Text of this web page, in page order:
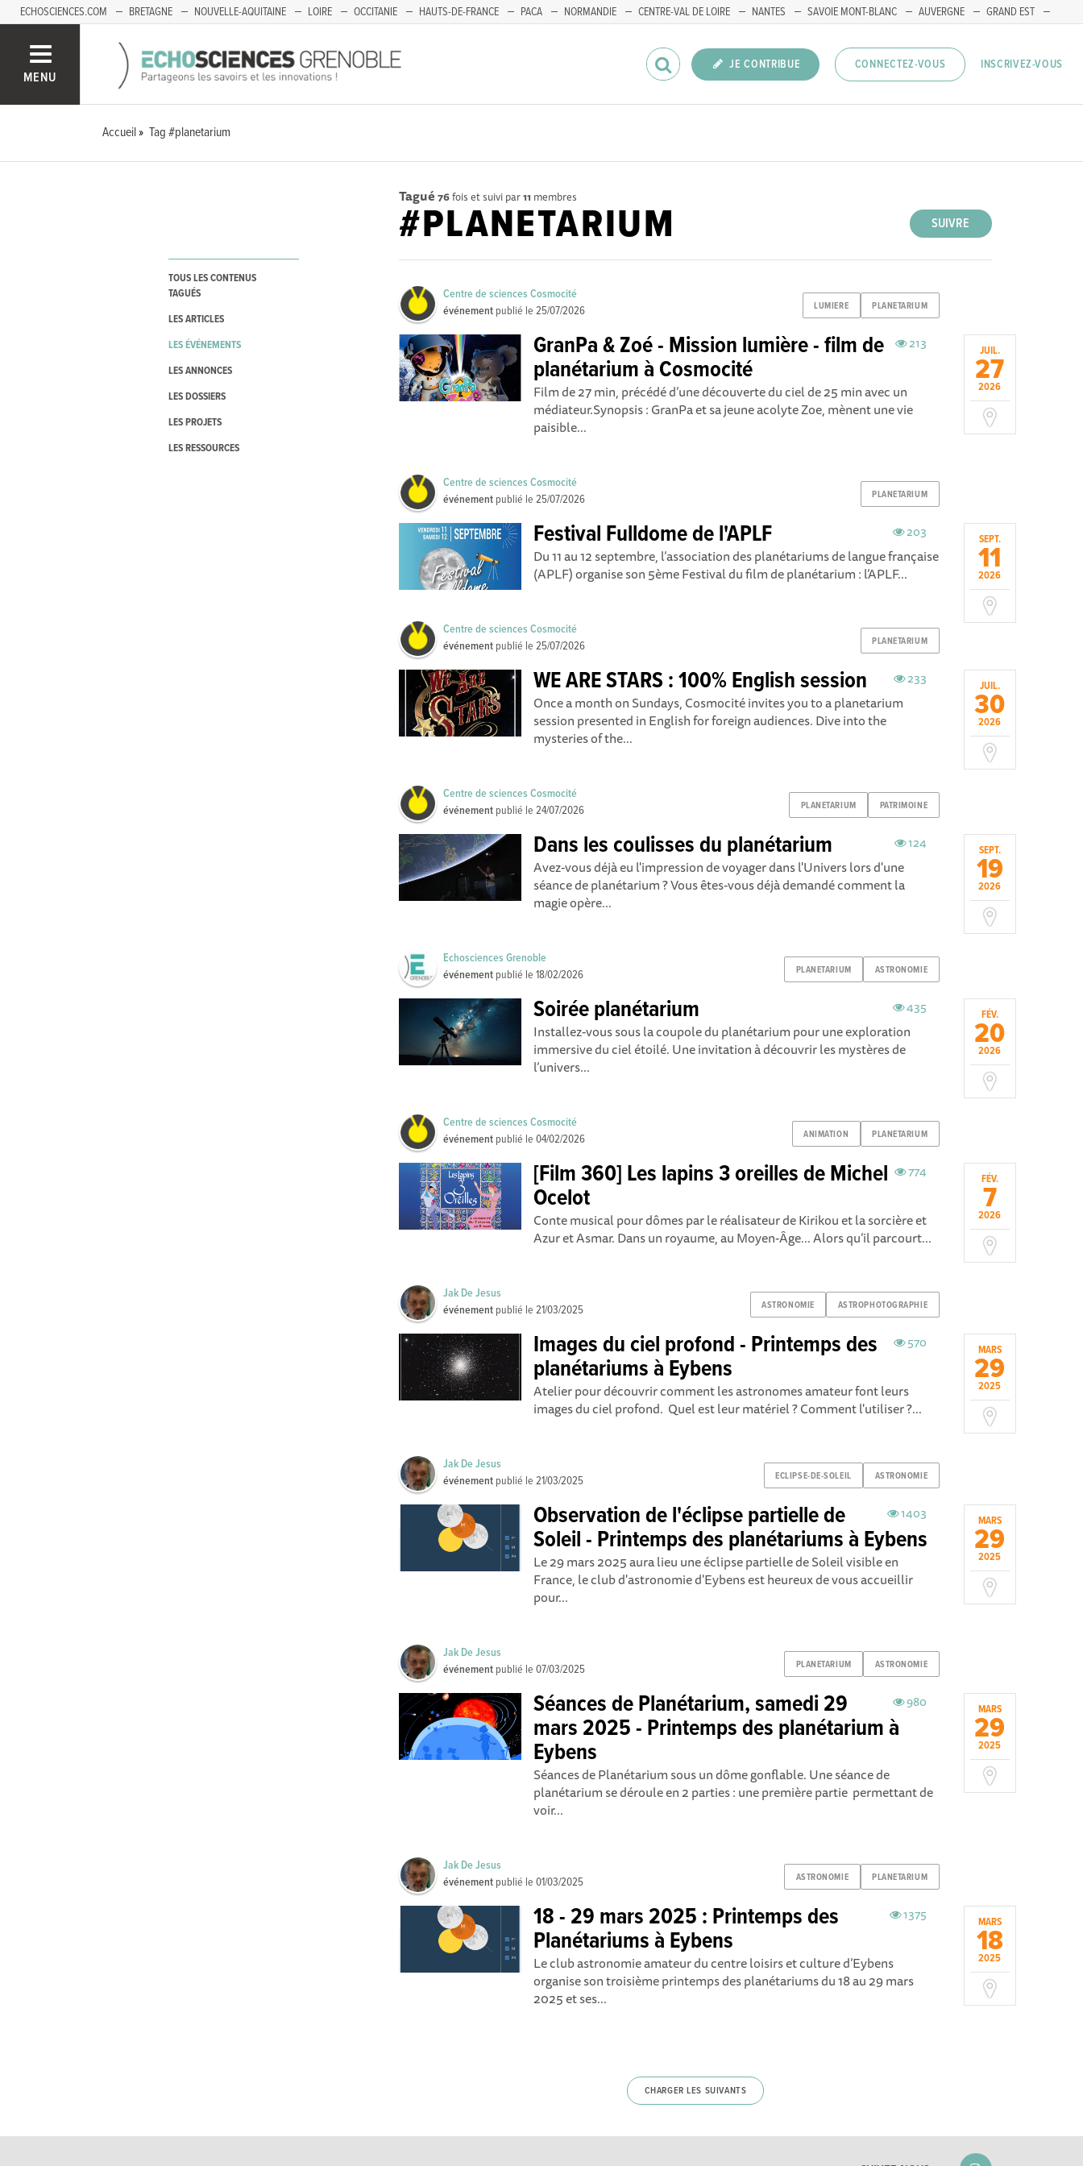
ECHOSCIENCES.COM BRETAGNE NOUVELLE-AQUITAINE LOIRE OCCITANIE HAUTS-DE-FRANCE PACA NORMANDIE CENTRE-VAL DE LOIRE NANTES SAVOIE MONT-BLANC AUVERGNE
GRAND EST
MENU
JE CONTRIBUE CONNECTEZ-VOUS INSCRIVEZ-VOUS
Accueil Tag #planetarium
TOUS LES CONTENUS
TAGUÉS
LES ARTICLES
LES ÉVÉNEMENTS
LES ANNONCES
LES DOSSIERS
LES PROJETS
LES RESSOURCES
Tagué 76fois et suivi par11 membres
SUIVRE
#PLANETARIUM
LUMIERE PLANETARIUM
Centre de sciences Cosmocité
événement publié le25/07/2026
JUIL.
27
2026
213
GranPa & Zoé - Mission lumière - film de
planétarium à Cosmocité
Film de 27 min, précédé d’une découverte du ciel de 25 min avec un
médiateur.Synopsis : GranPa et sa jeune acolyte Zoe, mènent une vie
paisible...
PLANETARIUM
Centre de sciences Cosmocité
événement publié le25/07/2026
SEPT.
11
2026
203
Festival Fulldome de l'APLF
Du 11 au 12 septembre, l’association des planétariums de langue française
(APLF) organise son 5ème Festival du film de planétarium : l’APLF...
PLANETARIUM
Centre de sciences Cosmocité
événement publié le25/07/2026
JUIL.
30
2026
233
WE ARE STARS : 100% English session
Once a month on Sundays, Cosmocité invites you to a planetarium
session presented in English for foreign audiences. Dive into the
mysteries of the...
PLANETARIUM PATRIMOINE
Centre de sciences Cosmocité
événement publié le24/07/2026
SEPT.
19
2026
124
Dans les coulisses du planétarium
Avez-vous déjà eu l'impression de voyager dans l'Univers lors d'une
séance de planétarium ? Vous êtes-vous déjà demandé comment la
magie opère...
PLANETARIUM ASTRONOMIE
Echosciences Grenoble
événement publié le18/02/2026
FÉV.
20
2026
435
Soirée planétarium
Installez-vous sous la coupole du planétarium pour une exploration
immersive du ciel étoilé. Une invitation à découvrir les mystères de
l’univers...
ANIMATION PLANETARIUM
Centre de sciences Cosmocité
événement publié le04/02/2026
FÉV.
7
2026
774
[Film 360] Les lapins 3 oreilles de Michel
Ocelot
Conte musical pour dômes par le réalisateur de Kirikou et la sorcière et
Azur et Asmar. Dans un royaume, au Moyen-Âge... Alors qu’il parcourt...
ASTRONOMIE ASTROPHOTOGRAPHIE
Jak De Jesus
événement publié le21/03/2025
MARS
29
2025
570
Images du ciel profond - Printemps des
planétariums à Eybens
Atelier pour découvrir comment les astronomes amateur font leurs
images du ciel profond. Quel est leur matériel ? Comment l'utiliser ?...
ECLIPSE-DE-SOLEIL ASTRONOMIE
Jak De Jesus
événement publié le21/03/2025
MARS
29
2025
1403
Observation de l'éclipse partielle de
Soleil - Printemps des planétariums à Eybens
Le 29 mars 2025 aura lieu une éclipse partielle de Soleil visible en
France, le club d'astronomie d'Eybens est heureux de vous accueillir
pour...
PLANETARIUM ASTRONOMIE
Jak De Jesus
événement publié le07/03/2025
MARS
29
2025
980
Séances de Planétarium, samedi 29
mars 2025 - Printemps des planétarium à
Eybens
Séances de Planétarium sous un dôme gonflable. Une séance de
planétarium se déroule en 2 parties : une première partie permettant de
voir...
ASTRONOMIE PLANETARIUM
Jak De Jesus
événement publié le01/03/2025
MARS
18
2025
1375
18 - 29 mars 2025 : Printemps des
Planétariums à Eybens
Le club astronomie amateur du centre loisirs et culture d’Eybens
organise son troisième printemps des planétariums du 18 au 29 mars
2025 et ses...
CHARGER LES SUIVANTS